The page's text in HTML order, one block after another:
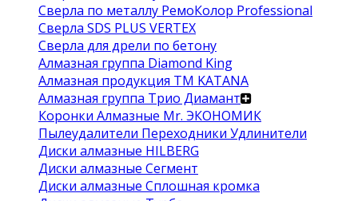
Сверла по металлу РемоКолор Professional
Сверла SDS PLUS VERTEX
Сверла для дрели по бетону
Алмазная группа Diamond King
Алмазная продукция ТМ KATANA
Алмазная группа Трио Диамант
Коронки Алмазные Mr. ЭКОНОМИК
Пылеудалители Переходники Удлинители
Диски алмазные HILBERG
Диски алмазные Сегмент
Диски алмазные Сплошная кромка